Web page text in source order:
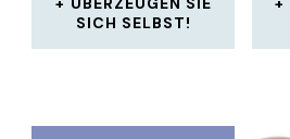
SICH SELBST!